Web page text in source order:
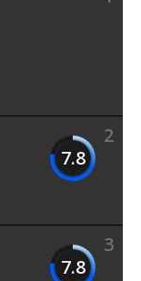
2
7.8
3
7.8